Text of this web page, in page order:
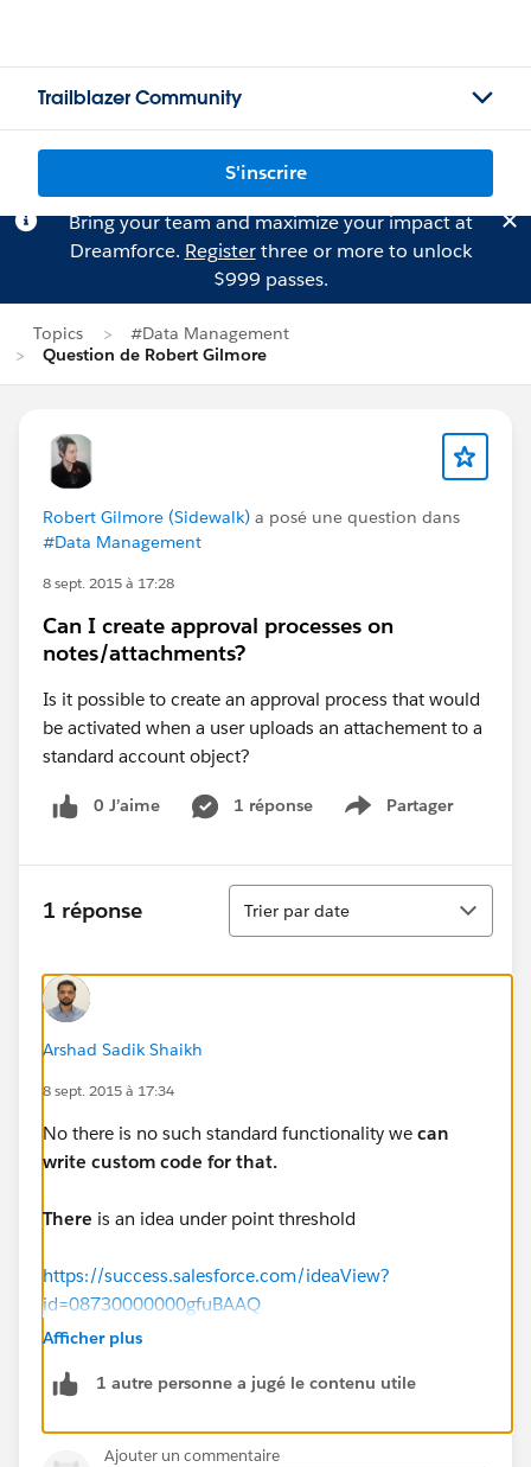
Trailblazer Community
S'inscrire
Bring your team and maximize your impact at
Dreamforce. Registerthree or more to unlock
$999 passes.
Topics
#Data Management
Question de Robert Gilmore
Robert Gilmore (Sidewalk) a posé une question dans
#Data Management
8 sept. 2015 à 17:28
Can I create approval processes on
notes/attachments?
Is it possible to create an approval process that would
be activated when a user uploads an attachement to a
standard account object?
0 J’aime 1 réponse Partager
Show menu
1 réponse
Tri
Trier par date
Arshad Sadik Shaikh
8 sept. 2015 à 17:34
No there is no such standard functionality we can
write custom code for that.
There is an idea under point threshold
https://success.salesforce.com/ideaView?
id=08730000000gfuBAAQ
Afficher plus
1 autre personne a jugé le contenu utile
Ajouter un commentaire